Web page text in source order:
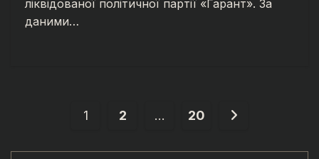
ліквідованої політичної партії «Гарант». За
даними…
Posts
pagination
1 2 … 20